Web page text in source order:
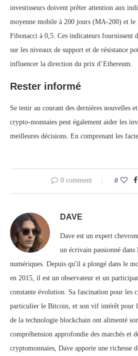
investisseurs doivent prêter attention aux
moyenne mobile à 200 jours (MA-200) et le
Fibonacci à 0,5. Ces indicateurs fournissent
sur les niveaux de support et de résistance
influencer la direction du prix d’Ethereum.
Rester informé
Se tenir au courant des dernières nouvelles
crypto-monnaies peut également aider les
meilleures décisions. En comprenant les
0 comment 0
DAVE
Dave est un expert
un écrivain passionné dans
numériques. Depuis qu'il a plongé dans le
en 2015, il est un observateur et un
constante évolution. Sa fascination pour les
particulier le Bitcoin, et son vif intérêt pour
de la technologie blockchain ont alimenté
compréhension approfondie des marchés et
cryptomonnaies, Dave apporte une richesse